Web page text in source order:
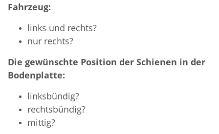
Fahrzeug:
links und rechts?
nur rechts?
Die gewünschte Position der Schienen in der
Bodenplatte:
linksbündig?
rechtsbündig?
mittig?